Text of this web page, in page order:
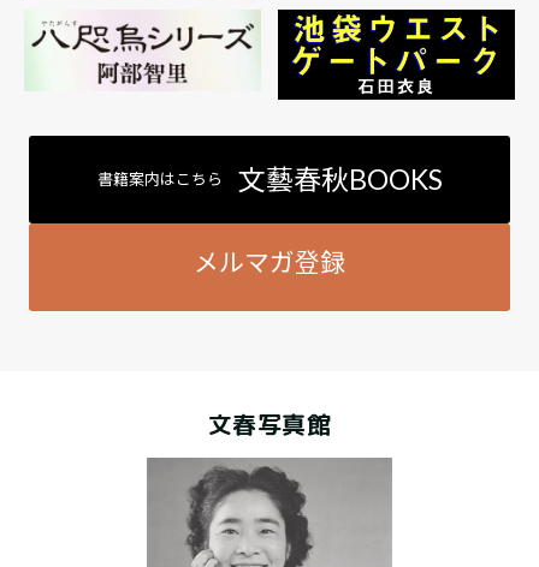
書籍案内はこちら 文藝春秋BOOKS
メルマガ登録
文春写真館